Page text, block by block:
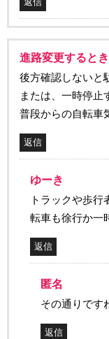
進路変更すると
後方確認しないと
または、一時停止
普段からの自転車
返信
ゆーき
トラックや歩
転車も徐行か一
返信
匿名
その通りです
返信